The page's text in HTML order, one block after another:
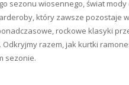
sezonu wiosennego, świat
który zawsze pozostaje
rockowe klasyki
Odkryjmy razem, jak kurtki
sezonie.